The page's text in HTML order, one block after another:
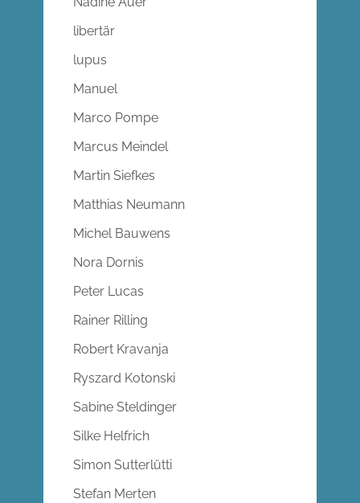
libertär
lupus
Manuel
Marco Pompe
Marcus Meindel
Martin Siefkes
Matthias Neumann
Michel Bauwens
Nora Dornis
Peter Lucas
Rainer Rilling
Robert Kravanja
Ryszard Kotonski
Sabine Steldinger
Silke Helfrich
Simon Sutterlütti
Stefan Merten